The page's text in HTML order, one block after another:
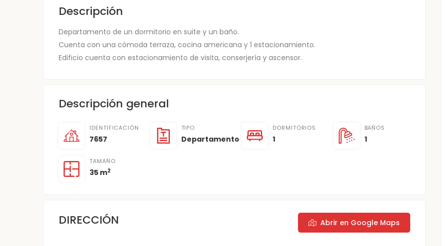
Descripción
Departamento de un dormitorio en suite y un baño.
Cuenta con una cómoda terraza, cocina americana y 1 estacionamiento.
Edificio cuenta con estacionamiento de visita, conserjería y ascensor.
Descripción general
IDENTIFICACIÓN
7657
TIPO
Departamento
DORMITORIOS
1
BAÑOS
1
TAMAÑO
35 m2
DIRECCIÓN Abrir en Google Maps